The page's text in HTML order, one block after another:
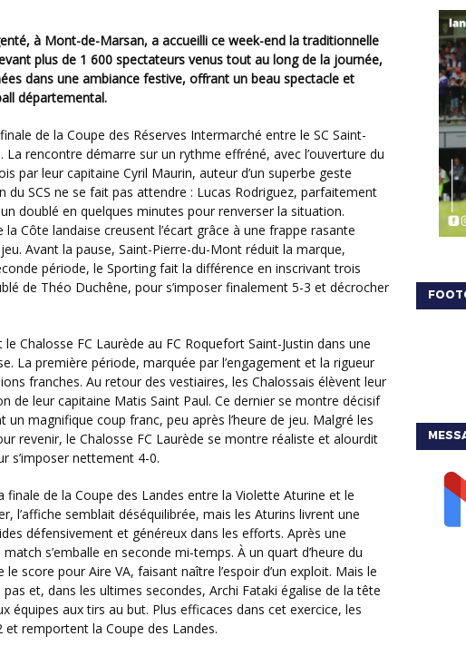
plus de 1 600 spectateurs venus tout au long de la journée,
dans une ambiance festive, offrant un beau spectacle et
départemental.
La rencontre démarre sur un rythme effréné, avec l’ouverture du
par leur capitaine Cyril Maurin, auteur d’un superbe geste
du SCS ne se fait pas attendre : Lucas Rodriguez, parfaitement
doublé en quelques minutes pour renverser la situation.
Côte landaise creusent l’écart grâce à une frappe rasante
Avant la pause, Saint-Pierre-du-Mont réduit la marque,
période, le Sporting fait la différence en inscrivant trois
de Théo Duchêne, pour s’imposer finalement 5-3 et décrocher
La première période, marquée par l’engagement et la rigueur
franches. Au retour des vestiaires, les Chalossais élèvent leur
de leur capitaine Matis Saint Paul. Ce dernier se montre décisif
un magnifique coup franc, peu après l’heure de jeu. Malgré les
revenir, le Chalosse FC Laurède se montre réaliste et alourdit
s’imposer nettement 4-0.
l’affiche semblait déséquilibrée, mais les Aturins livrent une
défensivement et généreux dans les efforts. Après une
s’emballe en seconde mi-temps. À un quart d’heure du
score pour Aire VA, faisant naître l’espoir d’un exploit. Mais le
et, dans les ultimes secondes, Archi Fataki égalise de la tête
équipes aux tirs au but. Plus efficaces dans cet exercice, les
et remportent la Coupe des Landes.